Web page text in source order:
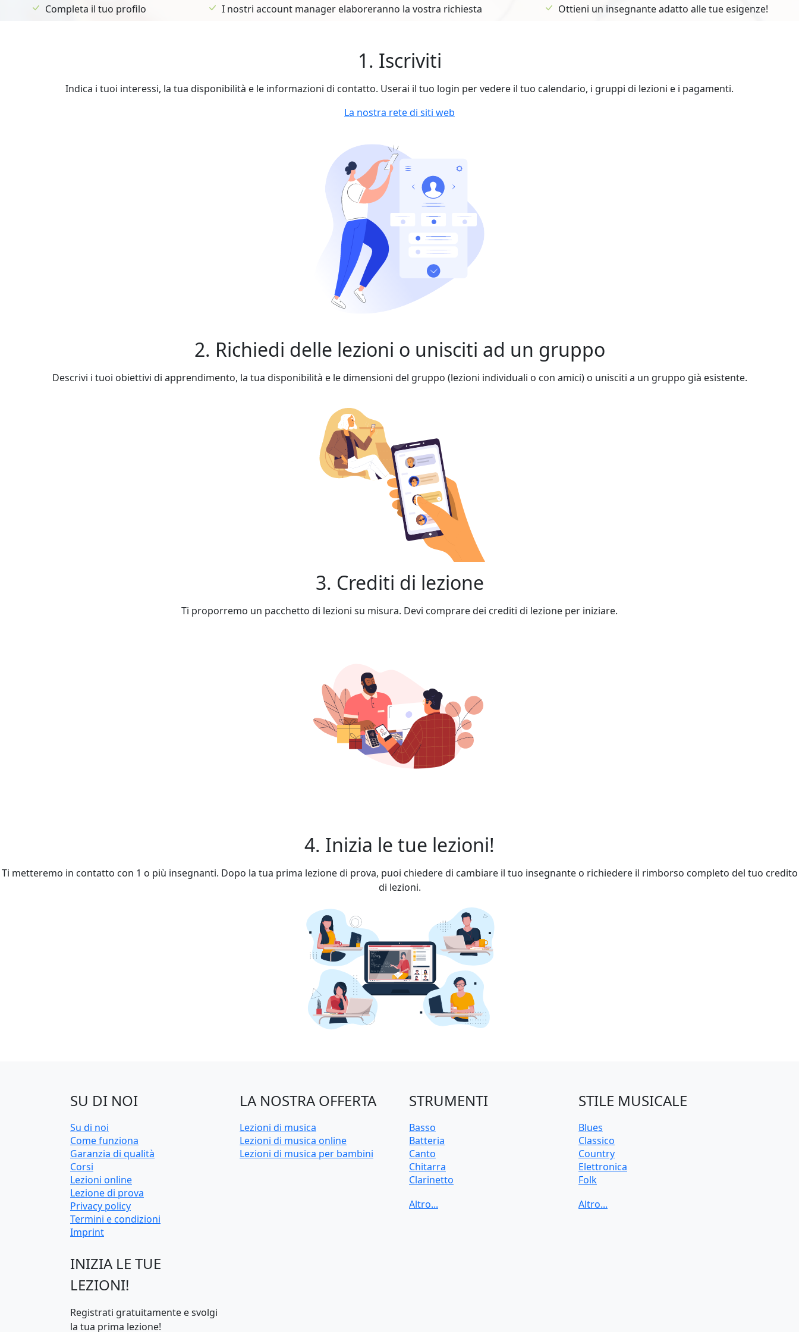
Completa il tuo profilo I nostri account manager elaboreranno la vostra richiesta Ottieni un insegnante adatto alle tue esigenze!
1. Iscriviti
Indica i tuoi interessi, la tua disponibilità e le informazioni di contatto. Userai il tuo login per vedere il tuo calendario, i gruppi di lezioni e i pagamenti.
La nostra rete di siti web
2. Richiedi delle lezioni o unisciti ad un gruppo
Descrivi i tuoi obiettivi di apprendimento, la tua disponibilità e le dimensioni del gruppo (lezioni individuali o con amici) o unisciti a un gruppo già esistente.
3. Crediti di lezione
Ti proporremo un pacchetto di lezioni su misura. Devi comprare dei crediti di lezione per iniziare.
4. Inizia le tue lezioni!
Ti metteremo in contatto con 1 o più insegnanti. Dopo la tua prima lezione di prova, puoi chiedere di cambiare il tuo insegnante o richiedere il rimborso completo del tuo credito
di lezioni.
SU DI NOI
Su di noi
Come funziona
Garanzia di qualità
Corsi
Lezioni online
Lezione di prova
Privacy policy
Termini e condizioni
Imprint
INIZIA LE TUE
LEZIONI!
Registrati gratuitamente e svolgi
la tua prima lezione!
LA NOSTRA OFFERTA
Lezioni di musica
Lezioni di musica online
Lezioni di musica per bambini
STRUMENTI
Basso
Batteria
Canto
Chitarra
Clarinetto
Pianoforte
STILE MUSICALE
Blues
Classico
Country
Elettronica
Folk
Jazz